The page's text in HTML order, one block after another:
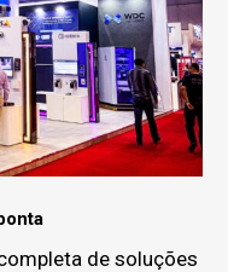
de soluções